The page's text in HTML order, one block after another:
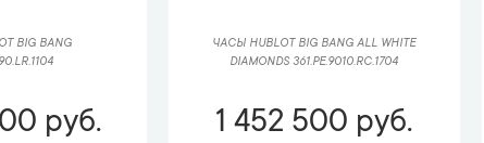
BIG BANG
руб.
ЧАСЫ HUBLOT BIG BANG ALL WHITE
DIAMONDS 361.PE.9010.RC.1704
1 452 500 руб.